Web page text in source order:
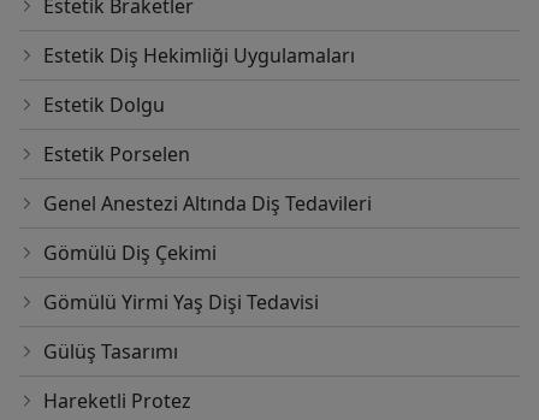
Estetik Braketler
Estetik Diş Hekimliği Uygulamaları
Estetik Dolgu
Estetik Porselen
Genel Anestezi Altında Diş Tedavileri
Gömülü Diş Çekimi
Gömülü Yirmi Yaş Dişi Tedavisi
Gülüş Tasarımı
Hareketli Protez